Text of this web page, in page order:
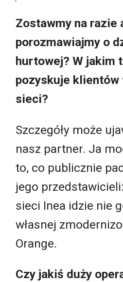
Zostawmy na razie
porozmawiajmy o
hurtowej? W jakim
pozyskuje klientów
sieci?
Szczegóły może
nasz partner. Ja
to, co publicznie
jego
sieci Inea idzie nie
własnej
Orange.
Czy jakiś duży